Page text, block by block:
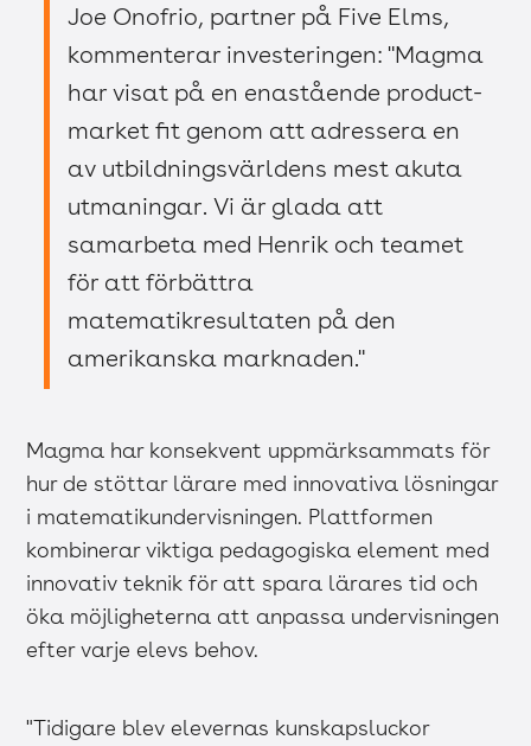
Joe Onofrio, partner på Five Elms,
kommenterar investeringen: "Magma
har visat på en enastående product-
market fit genom att adressera en
av utbildningsvärldens mest akuta
utmaningar. Vi är glada att
samarbeta med Henrik och teamet
för att förbättra
matematikresultaten på den
amerikanska marknaden."
Magma har konsekvent uppmärksammats för
hur de stöttar lärare med innovativa lösningar
i matematikundervisningen. Plattformen
kombinerar viktiga pedagogiska element med
innovativ teknik för att spara lärares tid och
öka möjligheterna att anpassa undervisningen
efter varje elevs behov.
"Tidigare blev elevernas kunskapsluckor